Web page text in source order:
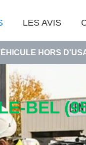
LES AVIS
D'USAGE 95400
BEL